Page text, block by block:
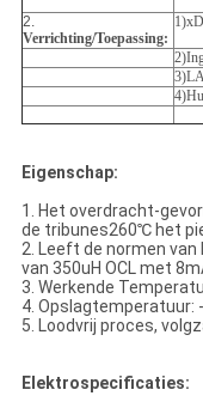
2.
Verrichting/Toepassing:
Eigenschap:
1. Het overdracht-
de tribunes260℃ het
2. Leeft de normen van
van 350uH OCL met
3. Werkende
4.
5. Loodvrij proces,
Elektrospecificaties: